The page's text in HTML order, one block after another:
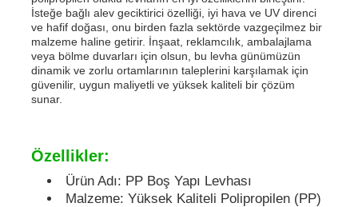
polipropilen levha
PP borular
İsteğe bağlı alev geciktirici özelliği, iyi hava ve UV direnci
ve hafif doğası, onu birden fazla sektörde vazgeçilmez bir
malzeme haline getirir. İnşaat, reklamcılık, ambalajlama
veya bölme duvarları için olsun, bu levha günümüzün
dinamik ve zorlu ortamlarının taleplerini karşılamak için
güvenilir, uygun maliyetli ve yüksek kaliteli bir çözüm
sunar.
Özellikler:
Ürün Adı: PP Boş Yapı Levhası
Malzeme: Yüksek Kaliteli Polipropilen (PP)